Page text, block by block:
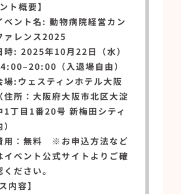
ト概要】
ベント名: 動物病院経営カン
ァレンス2025
時: 2025年10月22日（水）
（入退場自由）
場:ウェスティンホテル大阪
（住所：大阪府大阪市北区大淀
1丁目1番20号 新梅田シティ
用 ： 無料 ※お申込方法など
イベント公式サイトよりご確
ください。
内容】